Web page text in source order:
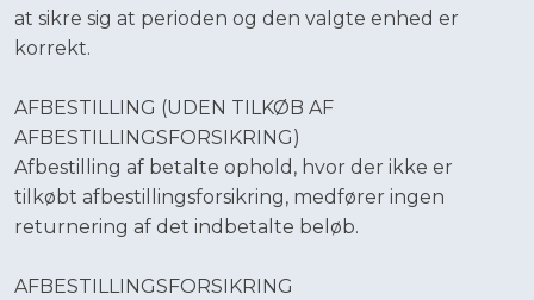
at sikre sig at perioden og den valgte enhed er
korrekt.
​AFBESTILLING (UDEN TILKØB AF
AFBESTILLINGSFORSIKRING)
​Afbestilling af betalte ophold, hvor der ikke er
tilkøbt afbestillingsforsikring, medfører ingen
returnering af det indbetalte beløb.
​AFBESTILLINGSFORSIKRING